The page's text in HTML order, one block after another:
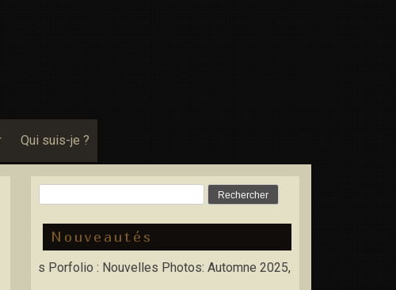
Qui suis-je ?
Nouveautés
Porfolio : Nouvelles Photos: Automne 2025, Hiver 2026